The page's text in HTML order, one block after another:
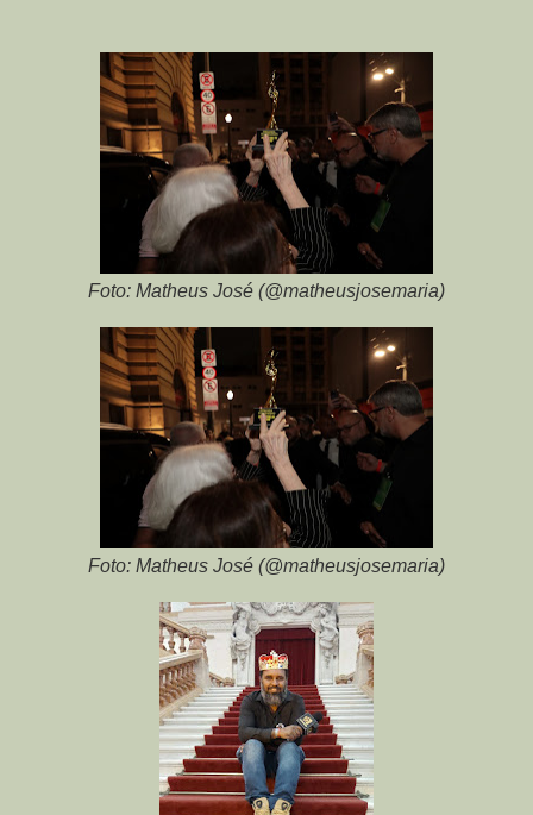
Foto: Matheus José (@matheusjosemaria)
Foto: Matheus José (@matheusjosemaria)